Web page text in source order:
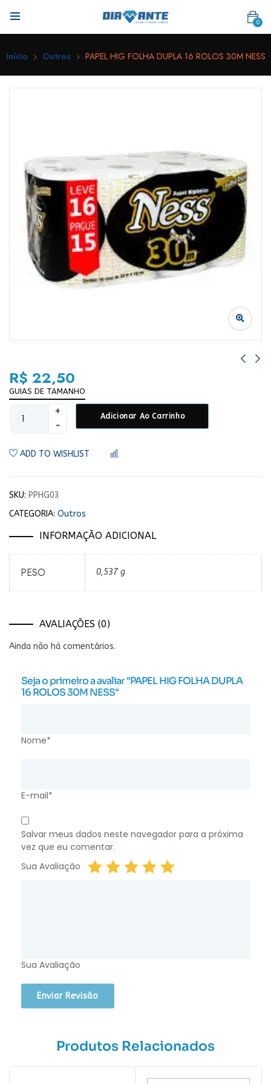
0
Início Outros PAPEL HIG FOLHA DUPLA 16 ROLOS 30M NESS
R$ 22,50
GUIAS DE TAMANHO
Adicionar Ao Carrinho
ADD TO WISHLIST
SKU: PPHG03
CATEGORIA: Outros
INFORMAÇÃO ADICIONAL
PESO 0,537 g
AVALIAÇÕES (0)
Ainda não há comentários.
Seja o primeiro a avaliar "PAPEL HIG FOLHA DUPLA
16 ROLOS 30M NESS"
Nome*
E-mail*
Salvar meus dados neste navegador para a próxima
vez que eu comentar.
Sua Avaliação
Sua Avaliação
Produtos Relacionados